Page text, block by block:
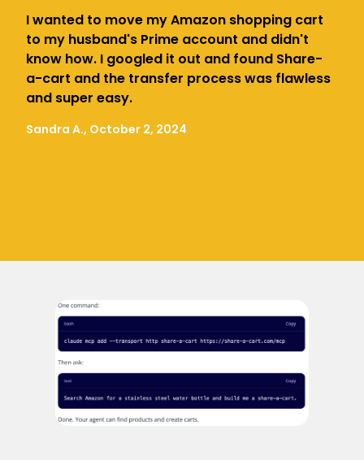
I wanted to move my Amazon shopping cart
to my husband's Prime account and didn't
know how. I googled it out and found Share-
a-cart and the transfer process was flawless
and super easy.
Sandra A., October 2, 2024